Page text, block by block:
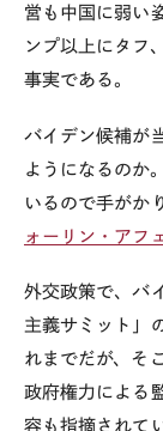
営も中国に弱い
ンプ以上にタフ
事実である。
バイデン候補が
ようになるのか
いるので手がか
ォーリン・アフ
外交政策で、バ
主義サミット」
れまでだが、そ
政府権力による
容も指摘されて